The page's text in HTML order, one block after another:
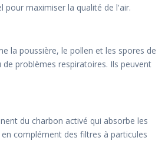
pour maximiser la qualité de l'air.
la poussière, le pollen et les spores de
problèmes respiratoires. Ils peuvent
du charbon activé qui absorbe les
complément des filtres à particules